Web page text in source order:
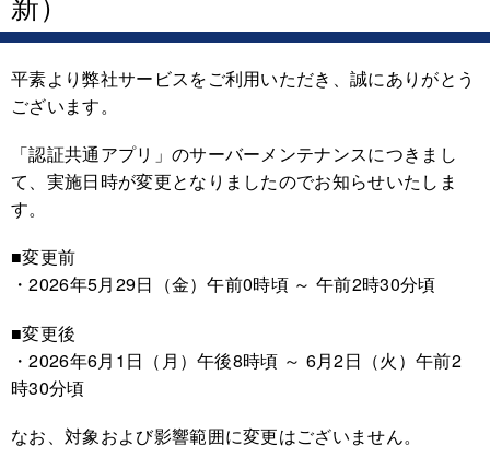
平素より弊社サービスをご利用いただき、誠にありがとう
ございます。
「認証共通アプリ」のサーバーメンテナンスにつきまし
て、実施日時が変更となりましたのでお知らせいたしま
す。
■変更前
・2026年5月29日（金）午前0時頃 ～ 午前2時30分頃
■変更後
・2026年6月1日（月）午後8時頃 ～ 6月2日（火）午前2
時30分頃
なお、対象および影響範囲に変更はございません。